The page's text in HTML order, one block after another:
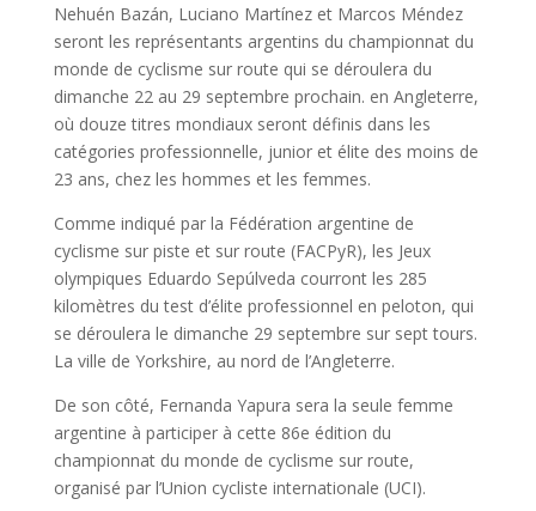
Nehuén Bazán, Luciano Martínez et Marcos Méndez
seront les représentants argentins du championnat du
monde de cyclisme sur route qui se déroulera du
dimanche 22 au 29 septembre prochain. en Angleterre,
où douze titres mondiaux seront définis dans les
catégories professionnelle, junior et élite des moins de
23 ans, chez les hommes et les femmes.
Comme indiqué par la Fédération argentine de
cyclisme sur piste et sur route (FACPyR), les Jeux
olympiques Eduardo Sepúlveda courront les 285
kilomètres du test d’élite professionnel en peloton, qui
se déroulera le dimanche 29 septembre sur sept tours.
La ville de Yorkshire, au nord de l’Angleterre.
De son côté, Fernanda Yapura sera la seule femme
argentine à participer à cette 86e édition du
championnat du monde de cyclisme sur route,
organisé par l’Union cycliste internationale (UCI).